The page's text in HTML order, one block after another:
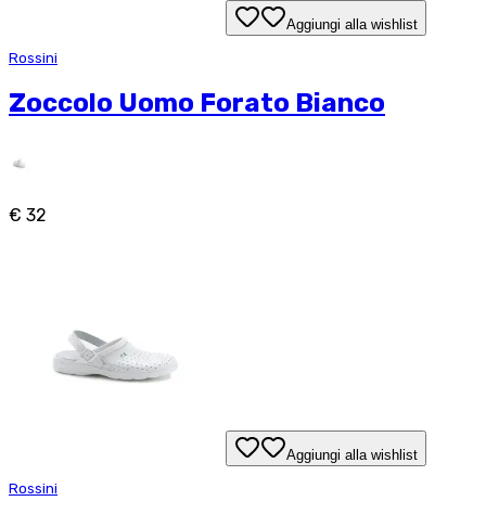
Aggiungi alla wishlist
Rossini
Zoccolo Uomo Forato Bianco
€ 32
Aggiungi alla wishlist
Rossini